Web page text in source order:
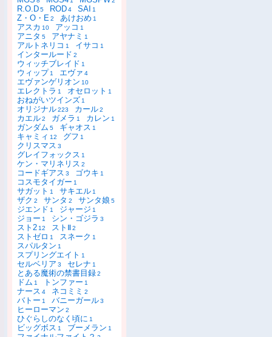
R.O.D5 ROD4 SAI 1
Z・O・E2 あけおめ 1
アスカ 10 アッコ 1
アニタ 5 アヤナミ 1
アルトネリコ 1 イサコ 1
インタールード 2
ウィッチブレイド 1
ウィップ 1 エヴァ 4
エヴァンゲリオン 10
エレクトラ 1 オセロット 1
おねがいツインズ 1
オリジナル223 カール2
カエル2 ガメラ 1 カレン 1
ガンダム 5 ギャオス 1
キャミィ 12 グフ 1
クリスマス 3
グレイフォックス 1
ケン・マリネリス 2
コードギアス 3 ゴウキ 1
コスモタイガー 1
サガット 1 サキエル 1
ザク 2 サンタ 2 サンタ娘 5
ジエンド 1 ジャージ 1
ジョー 1 シン・ゴジラ 3
スト2 12 ストⅡ2
ストゼロ 1 スネーク 1
スパルタン 1
スプリングエイト 1
セルベリア 3 セレナ 1
とある魔術の禁書目録2
ドム 1 トンファー 1
ナース 4 ネコミミ 2
バトー 1 バニーガール3
ヒーローマン 2
ひぐらしのなく頃に 1
ビッグボス 1 ブーメラン 1